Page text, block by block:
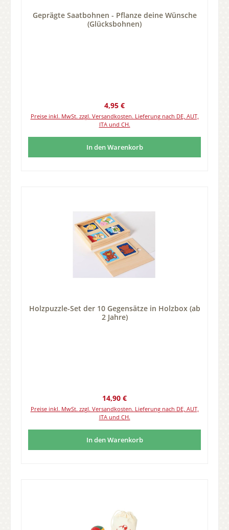
Geprägte Saatbohnen - Pflanze deine Wünsche
(Glücksbohnen)
Regulärer Preis:
4,95 €
Preise inkl. MwSt. zzgl. Versandkosten. Lieferung nach DE, AUT,
ITA und CH.
In den Warenkorb
Holzpuzzle-Set der 10 Gegensätze in Holzbox (ab
2 Jahre)
Regulärer Preis:
14,90 €
Preise inkl. MwSt. zzgl. Versandkosten. Lieferung nach DE, AUT,
ITA und CH.
In den Warenkorb